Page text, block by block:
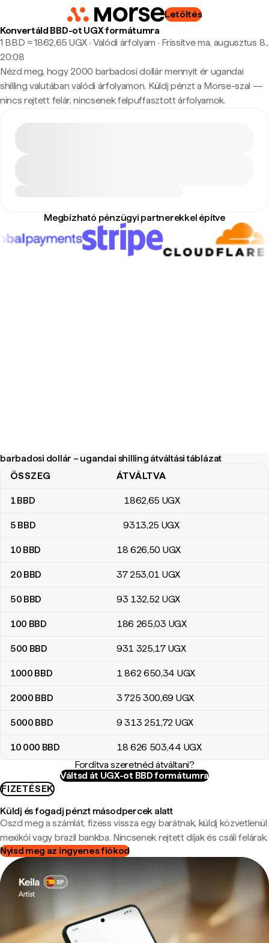
Letöltés
Konvertáld BBD-ot UGX formátumra
1 BBD ≈ 1862,65 UGX · Valódi árfolyam · Frissítve ma, augusztus 8.,
20:08
Nézd meg, hogy 2000 barbadosi dollár mennyit ér ugandai
shilling valutában valódi árfolyamon. Küldj pénzt a Morse-szal —
nincs rejtett felár, nincsenek felpuffasztott árfolyamok.
Megbízható pénzügyi partnerekkel építve
barbadosi dollár – ugandai shilling átváltási táblázat
barbadosi dollár – ugandai shilling átváltási táblázat
ÖSSZEG ÁTVÁLTVA
1BBD 1862,65 UGX
5 BBD 9313,25 UGX
10 BBD 18 626,50 UGX
20 BBD 37 253,01 UGX
50 BBD 93 132,52 UGX
100 BBD 186 265,03 UGX
500 BBD 931 325,17 UGX
1000 BBD 1 862 650,34 UGX
2000 BBD 3 725 300,69 UGX
5000 BBD 9 313 251,72 UGX
10 000 BBD 18 626 503,44 UGX
Fordítva szeretnéd átváltani?
Váltsd át UGX-ot BBD formátumra
FIZETÉSEK
Küldj és fogadj pénzt másodpercek alatt
Oszd meg a számlát, fizess vissza egy barátnak, küldj közvetlenül
mexikói vagy brazil bankba. Nincsenek rejtett díjak és csáli felárak.
Nyisd meg az ingyenes fiókod